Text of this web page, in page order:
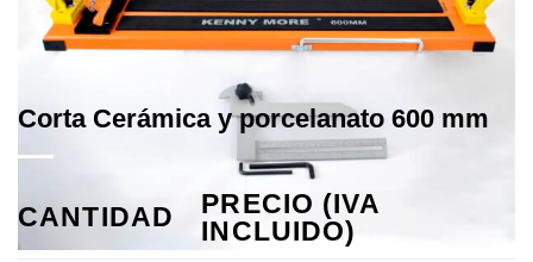
Corta Cerámica y porcelanato 600 mm
CANTIDAD
PRECIO (IVA
INCLUIDO)